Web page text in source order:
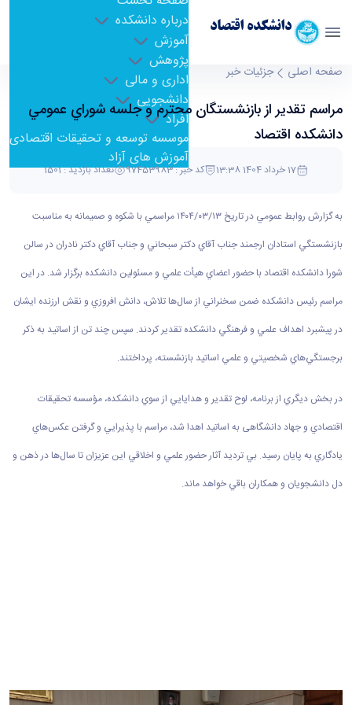
دانشکده اقتصاد
درباره دانشکده
آموزش
پژوهش
اداری و مالی
دانشجویی
افراد
موسسه توسعه و تحقیقات اقتصادی
آموزش های آزاد
مراسم تقدير از بازنشستگان محترم و جلسه شوراي
اقتصاد
صفحه اصلی جزئیات خبر
مراسم تقدير از بازنشستگان محترم و جلسه شوراي عمومي
دانشکده اقتصاد
17 خرداد 1404 13:38 کد خبر : 97453983 تعداد بازدید : 1501
به گزارش روابط عمومي در تاريخ ۱۳/‏۰۳/‏۱۴۰۴‬ مراسمي با شكوه و صميمانه به مناسبت
بازنشستگي استادان ارجمند جناب آقاي دكتر سبحاني و جناب آقاي دكتر نادران در سالن
شورا دانشكده اقتصاد با حضور اعضاي هيأت علمي و مسئولين دانشكده برگزار شد. در اين
مراسم رئيس دانشكده ضمن سخنراني از سال‌ها تلاش، دانش افروزي و نقش ارزنده ايشان
در پيشبرد اهداف علمي و فرهنگي دانشكده تقدير كردند. سپس چند تن از اساتيد به ذكر
برجستگي‌هاي شخصيتي و علمي اساتيد بازنشسته، پرداختند.
در بخش ديگري از برنامه، لوح تقدير و هدايايي از سوي دانشكده، مؤسسه تحقيقات
اقتصادي و جهاد دانشگاهی به اساتيد اهدا شد، مراسم با پذيرايي و گرفتن عكس‌هاي
يادگاري به پايان رسيد. بي ترديد آثار حضور علمي و اخلاقي اين عزيزان تا سال‌ها در ذهن و
دل دانشجويان و همكاران باقي خواهد ماند.